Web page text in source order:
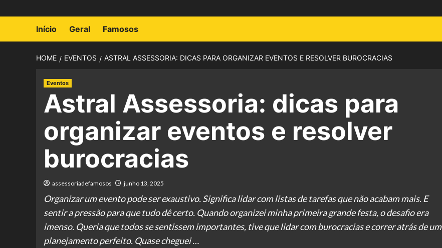
Início Geral Famosos
HOME EVENTOS ASTRAL ASSESSORIA: DICAS PARA ORGANIZAR EVENTOS E RESOLVER BUROCRACIAS
Eventos
Astral Assessoria: dicas para
organizar eventos e resolver
burocracias
assessoriadefamosos junho 13, 2025
Organizar um evento pode ser exaustivo. Significa lidar com listas de tarefas que não acabam mais. E
sentir a pressão para que tudo dê certo. Quando organizei minha primeira grande festa, o desafio era
imenso. Queria que todos se sentissem importantes, tive que lidar com burocracias e correr atrás de um
planejamento perfeito. Quase cheguei …